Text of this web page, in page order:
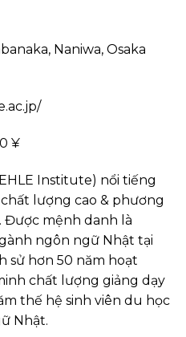
Naniwa, Osaka
¥
Institute) nổi tiếng
lượng cao & phương
Được mệnh danh là
ngôn ngữ Nhật tại
sử hơn 50 năm hoạt
chất lượng giảng dạy
thế hệ sinh viên du học
Nhật.